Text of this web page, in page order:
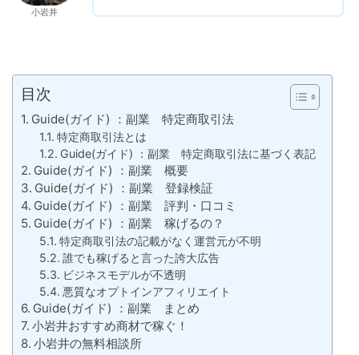
小岩井
目次
Guide(ガイド) ：副業 特定商取引法
特定商取引法とは
Guide(ガイド) ：副業 特定商取引法に基づく表記
Guide(ガイド) ：副業 概要
Guide(ガイド) ：副業 登録検証
Guide(ガイド) ：副業 評判・口コミ
Guide(ガイド) ：副業 稼げるの？
特定商取引法の記載がなく運営元が不明
誰でも稼げると言った誇大広告
ビジネスモデルが不透明
悪質なオプトインアフィリエイト
Guide(ガイド) ：副業 まとめ
小岩井おすすめ商材で稼ぐ！
小岩井の無料相談所